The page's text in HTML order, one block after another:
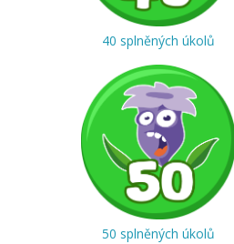
40 splněných úkolů
50 splněných úkolů